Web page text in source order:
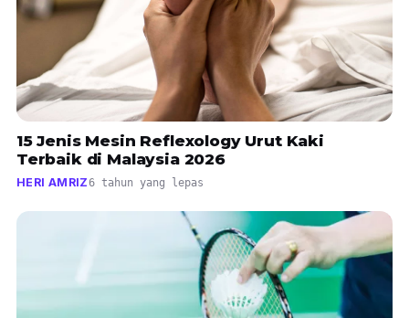
15 Jenis Mesin Reflexology Urut Kaki
Terbaik di Malaysia 2026
HERI AMRIZ6 tahun yang lepas